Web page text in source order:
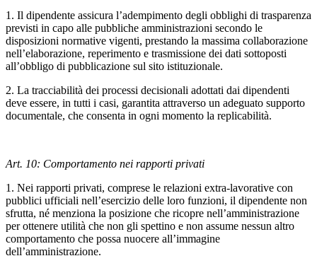
1. Il dipendente assicura l’adempimento degli obblighi di trasparenza
previsti in capo alle pubbliche amministrazioni secondo le
disposizioni normative vigenti, prestando la massima collaborazione
nell’elaborazione, reperimento e trasmissione dei dati sottoposti
all’obbligo di pubblicazione sul sito istituzionale.
2. La tracciabilità dei processi decisionali adottati dai dipendenti
deve essere, in tutti i casi, garantita attraverso un adeguato supporto
documentale, che consenta in ogni momento la replicabilità.
Art. 10: Comportamento nei rapporti privati
1. Nei rapporti privati, comprese le relazioni extra-lavorative con
pubblici ufficiali nell’esercizio delle loro funzioni, il dipendente non
sfrutta, né menziona la posizione che ricopre nell’amministrazione
per ottenere utilità che non gli spettino e non assume nessun altro
comportamento che possa nuocere all’immagine
dell’amministrazione.